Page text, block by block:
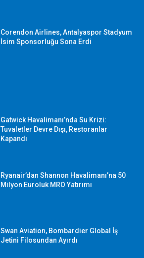
Corendon Airlines, Antalyaspor Stadyum
İsim Sponsorluğu Sona Erdi
Gatwick Havalimanı’nda Su Krizi:
Tuvaletler Devre Dışı, Restoranlar
Kapandı
Ryanair’dan Shannon Havalimanı’na 50
Milyon Euroluk MRO Yatırımı
Swan Aviation, Bombardier Global İş
Jetini Filosundan Ayırdı